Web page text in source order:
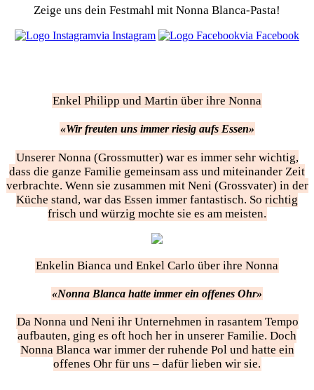
Zeige uns dein Festmahl mit Nonna Blanca-Pasta!
via Instagram via Facebook
Enkel Philipp und Martin über ihre Nonna
«Wir freuten uns immer riesig aufs Essen»
Unserer Nonna (Grossmutter) war es immer sehr wichtig,
dass die ganze Familie gemeinsam ass und miteinander Zeit
verbrachte. Wenn sie zusammen mit Neni (Grossvater) in der
Küche stand, war das Essen immer fantastisch. So richtig
frisch und würzig mochte sie es am meisten.
Enkelin Bianca und Enkel Carlo über ihre Nonna
«Nonna Blanca hatte immer ein offenes Ohr»
Da Nonna und Neni ihr Unternehmen in rasantem Tempo
aufbauten, ging es oft hoch her in unserer Familie. Doch
Nonna Blanca war immer der ruhende Pol und hatte ein
offenes Ohr für uns – dafür lieben wir sie.